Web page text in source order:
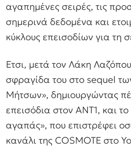
αγαπημένες σειρές, τις
σημερινά δεδομένα και
κύκλους επεισοδίων για τη
Ετσι, μετά τον Λάκη
σφραγίδα του στο sequel
Μήτσων», δημιουργώντας
επεισόδια στον ΑΝΤ1, και
αγαπάς», που επιστρέφει
κανάλι της COSMOTE στο